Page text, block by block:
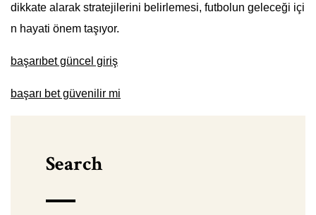
dikkate alarak stratejilerini belirlemesi, futbolun geleceği içi
n hayati önem taşıyor.
başarıbet güncel giriş
başarı bet güvenilir mi
Search